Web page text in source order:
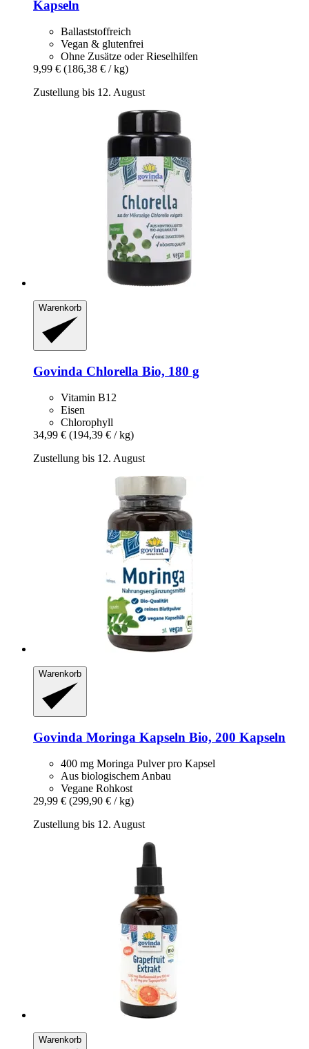
Kapseln
Ballaststoffreich
Vegan & glutenfrei
Ohne Zusätze oder Rieselhilfen
9,99 € (186,38 € / kg)
Zustellung bis 12. August
Warenkorb
Govinda Chlorella Bio, 180 g
Vitamin B12
Eisen
Chlorophyll
34,99 € (194,39 € / kg)
Zustellung bis 12. August
Warenkorb
Govinda Moringa Kapseln Bio, 200 Kapseln
400 mg Moringa Pulver pro Kapsel
Aus biologischem Anbau
Vegane Rohkost
29,99 € (299,90 € / kg)
Zustellung bis 12. August
Warenkorb